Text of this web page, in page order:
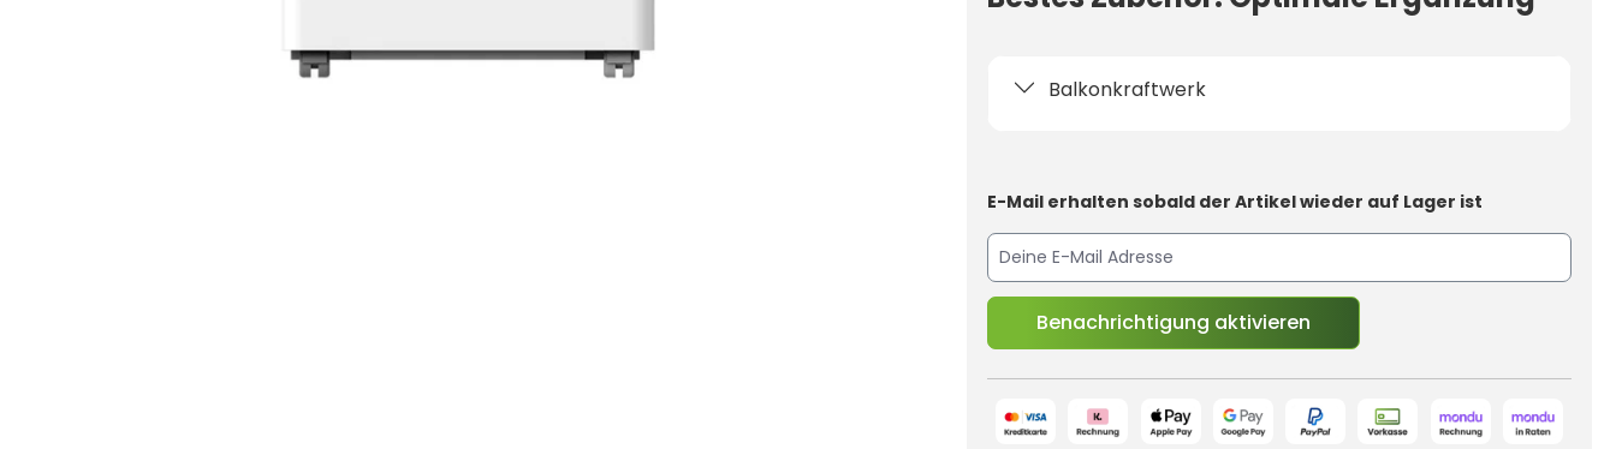
Balkonkraftwerk
E-Mail erhalten sobald der Artikel wieder auf Lager ist
Benachrichtigung aktivieren